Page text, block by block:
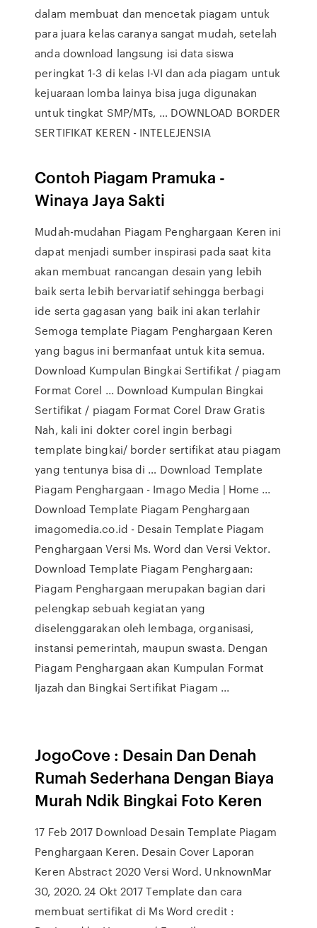
dalam membuat dan mencetak piagam untuk
para juara kelas caranya sangat mudah, setelah
anda download langsung isi data siswa
peringkat 1-3 di kelas I-VI dan ada piagam untuk
kejuaraan lomba lainya bisa juga digunakan
untuk tingkat SMP/MTs, … DOWNLOAD BORDER
SERTIFIKAT KEREN - INTELEJENSIA
Contoh Piagam Pramuka -
Winaya Jaya Sakti
Mudah-mudahan Piagam Penghargaan Keren ini
dapat menjadi sumber inspirasi pada saat kita
akan membuat rancangan desain yang lebih
baik serta lebih bervariatif sehingga berbagi
ide serta gagasan yang baik ini akan terlahir
Semoga template Piagam Penghargaan Keren
yang bagus ini bermanfaat untuk kita semua.
Download Kumpulan Bingkai Sertifikat / piagam
Format Corel ... Download Kumpulan Bingkai
Sertifikat / piagam Format Corel Draw Gratis
Nah, kali ini dokter corel ingin berbagi
template bingkai/ border sertifikat atau piagam
yang tentunya bisa di … Download Template
Piagam Penghargaan - Imago Media | Home ...
Download Template Piagam Penghargaan
imagomedia.co.id - Desain Template Piagam
Penghargaan Versi Ms. Word dan Versi Vektor.
Download Template Piagam Penghargaan:
Piagam Penghargaan merupakan bagian dari
pelengkap sebuah kegiatan yang
diselenggarakan oleh lembaga, organisasi,
instansi pemerintah, maupun swasta. Dengan
Piagam Penghargaan akan Kumpulan Format
Ijazah dan Bingkai Sertifikat Piagam ...
JogoCove : Desain Dan Denah
Rumah Sederhana Dengan Biaya
Murah Ndik Bingkai Foto Keren
17 Feb 2017 Download Desain Template Piagam
Penghargaan Keren. Desain Cover Laporan
Keren Abstract 2020 Versi Word. UnknownMar
30, 2020. 24 Okt 2017 Template dan cara
membuat sertifikat di Ms Word credit :